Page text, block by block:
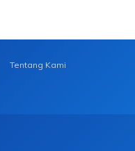
Tentang Kami